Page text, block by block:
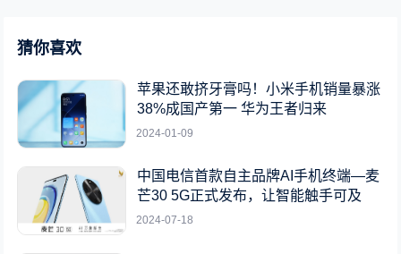
猜你喜欢
苹果还敢挤牙膏吗！小米手机销量暴涨
38%成国产第一 华为王者归来
2024-01-09
中国电信首款自主品牌AI手机终端—麦
芒30 5G正式发布，让智能触手可及
2024-07-18